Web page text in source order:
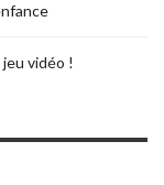
vidéo !